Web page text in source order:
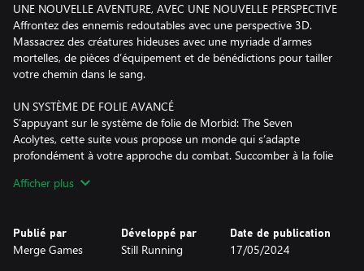
UNE NOUVELLE AVENTURE, AVEC UNE NOUVELLE PERSPECTIVE
Affrontez des ennemis redoutables avec une perspective 3D.
Massacrez des créatures hideuses avec une myriade d’armes
mortelles, de pièces d’équipement et de bénédictions pour tailler
votre chemin dans le sang.
UN SYSTÈME DE FOLIE AVANCÉ
S’appuyant sur le système de folie de Morbid: The Seven
Acolytes, cette suite vous propose un monde qui s’adapte
profondément à votre approche du combat. Succomber à la folie
risque croissant qui altère votre perception du monde de manière
EXPLOREZ DES TERRES PERSÉCUTÉES
Frayez-vous un chemin au travers des cinq mondes de Lords of
Afficher plus
Publié par
Merge Games
Développé par
Still Running
Date de publication
17/05/2024